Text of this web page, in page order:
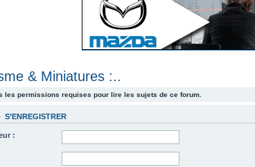
& Miniatures :..
les permissions requises pour lire les sujets de ce forum.
S’ENREGISTRER
: